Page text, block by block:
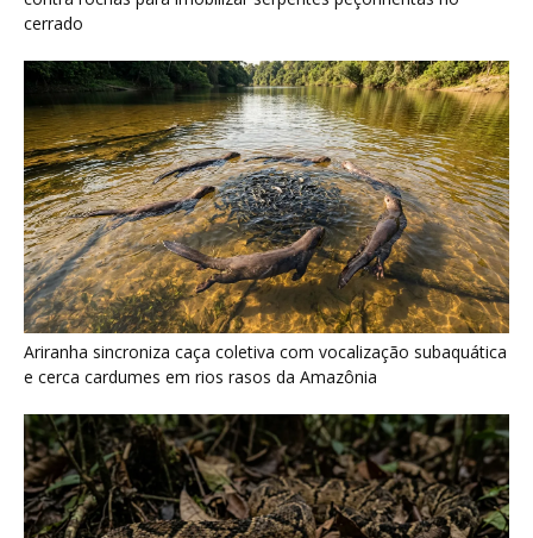
Surucucu detecta calor pela fosseta loreal e prepara ataque de
emboscada no escuro da floresta
Últimas noticias